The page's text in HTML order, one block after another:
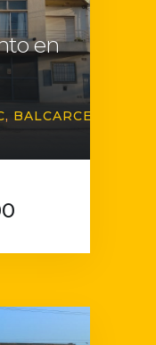
en
BALCARCE